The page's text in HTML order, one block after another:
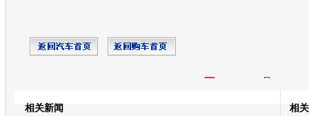
相关新闻 相